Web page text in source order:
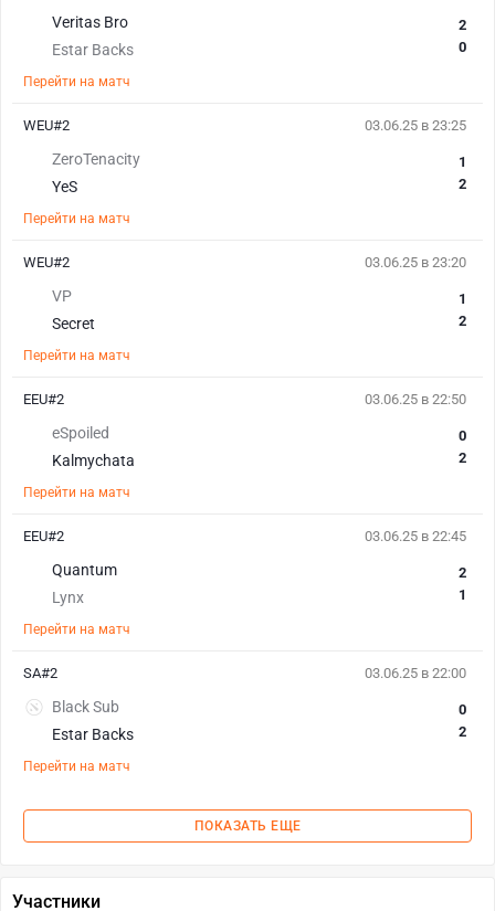
Veritas Bro
Estar Backs
2
0
Перейти на матч
03.06.25 в 23:25
ZeroTenacity
YeS
1
2
Перейти на матч
WEU#2
03.06.25 в 23:20
VP
Secret
1
2
Перейти на матч
WEU#2
03.06.25 в 22:50
eSpoiled
Kalmychata
0
2
Перейти на матч
EEU#2
03.06.25 в 22:45
Quantum
Lynx
2
1
Перейти на матч
EEU#2
03.06.25 в 22:00
Black Sub
Estar Backs
0
2
Перейти на матч
SA#2
ПОКАЗАТЬ ЕЩЕ
Участники